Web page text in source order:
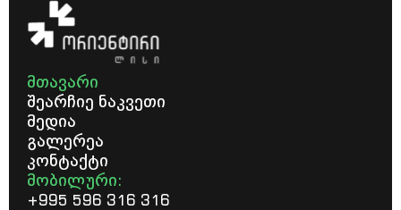
მთავარი
შეარჩიე ნაკვეთი
მედია
გალერეა
კონტაქტი
მობილური:
+995 596 316 316